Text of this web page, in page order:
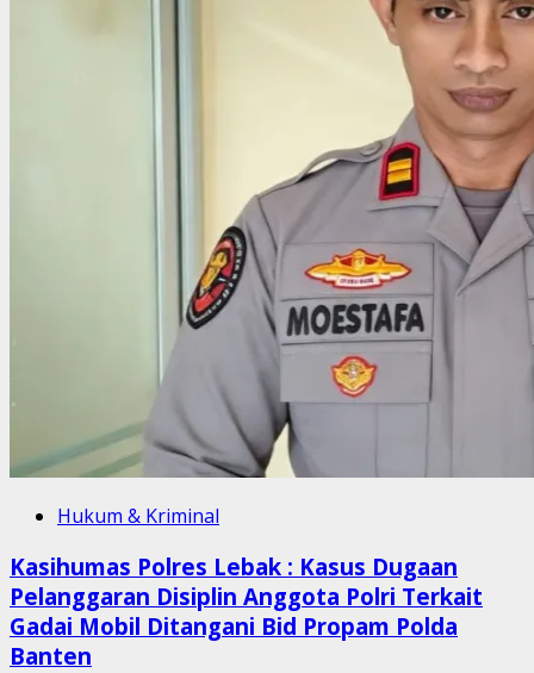
Hukum & Kriminal
Kasihumas Polres Lebak : Kasus Dugaan
Pelanggaran Disiplin Anggota Polri Terkait
Gadai Mobil Ditangani Bid Propam Polda
Banten